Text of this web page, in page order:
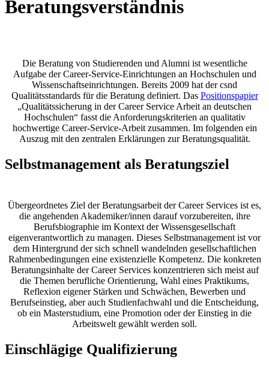
Beratungsverständnis
Die Beratung von Studierenden und Alumni ist wesentliche
Aufgabe der Career-Service-Einrichtungen an Hochschulen und
Wissenschaftseinrichtungen. Bereits 2009 hat der csnd
Qualitätsstandards für die Beratung definiert. Das Positionspapier
„Qualitätssicherung in der Career Service Arbeit an deutschen
Hochschulen“ fasst die Anforderungskriterien an qualitativ
hochwertige Career-Service-Arbeit zusammen. Im folgenden ein
Auszug mit den zentralen Erklärungen zur Beratungsqualität.
Selbstmanagement als Beratungsziel
Übergeordnetes Ziel der Beratungsarbeit der Career Services ist es,
die angehenden Akademiker/innen darauf vorzubereiten, ihre
Berufsbiographie im Kontext der Wissensgesellschaft
eigenverantwortlich zu managen. Dieses Selbstmanagement ist vor
dem Hintergrund der sich schnell wandelnden gesellschaftlichen
Rahmenbedingungen eine existenzielle Kompetenz. Die konkreten
Beratungsinhalte der Career Services konzentrieren sich meist auf
die Themen berufliche Orientierung, Wahl eines Praktikums,
Reflexion eigener Stärken und Schwächen, Bewerben und
Berufseinstieg, aber auch Studienfachwahl und die Entscheidung,
ob ein Masterstudium, eine Promotion oder der Einstieg in die
Arbeitswelt gewählt werden soll.
Einschlägige Qualifizierung